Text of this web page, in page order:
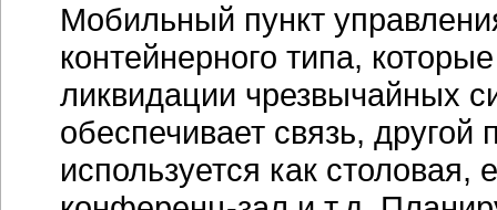
Мобильный пункт
контейнерного типа,
ликвидации чрезвычайных
обеспечивает связь,
используется как столовая,